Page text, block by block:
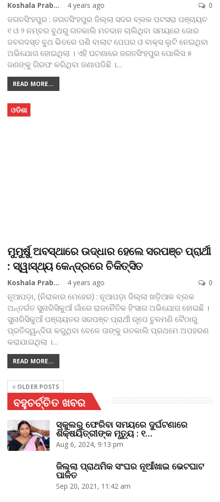
Koshala Prabaha 4 years ago 0
ଜଗତସିଂହପୁର : ଜଗତସିଂହପୁର ଜିଲ୍ଲା ସଦର ବ୍ଲକ ପଟସରା ପଞ୍ଚାୟତ
୧ ଓ ୨ ନମ୍ବର ବୁଥରୁ ଗତକାଲି ମତଦାନ ଚାଲିଥିବା ସମୟରେ ଜୋର
ଜବରଦସ୍ତ ବୁଥ ଭିତରେ ପଶି ବାଲାଟ ପେପର ଓ ବାକ୍ସ ଲୁଟି ନେଇଥିବା
ଅଭିଯୋଗ ହୋଇଥିଲା । ଏହି ଘଟଣାରେ ଜଗତସିଂହପୁର ପୋଲିସ ୫
ଜଣଙ୍କୁ ଗିରଫ କରିଥିବା ଜଣାପଡିଛି ।…
READ MORE...
ଓଡିଶା
ମୁମୁର୍ଷୁ ଅବସ୍ଥାରେ ଉଦ୍ଧାର ହେଲେ ସରପଞ୍ଚ ପ୍ରାର୍ଥୀ
: ସ୍ୱାସ୍ଥ୍ୟ କେନ୍ଦ୍ରରେ ଚିକିତ୍ସିତ
Koshala Prabaha 4 years ago 0
ନୂଆପଡ଼ା, (ନିରାକାର ମେହେର) : ନୂଆପଡ଼ା ଜିଲ୍ଲା ଖଡ଼ିଆଳ ବ୍ଲକ
ଅନ୍ତର୍ଗତ ସୁନାରିସିକୁଆଁ ଗାଁରେ ରାଜନୈତିକ ହିଂସାର ଅଭିଯୋଗ ହୋଇଛି ।
ସୁନାରିସିକୁଆଁ ପଞ୍ଚାୟତର ସରପଞ୍ଚ ପ୍ରାର୍ଥୀ ରୂପେ ଚୁଳମଣି ବୈଠାରୁ
ପ୍ରତିଦ୍ୱନ୍ଦିତା କରୁଥିବା ବେଳେ ତାଙ୍କୁ ଗତକାଲି ପ୍ରଥମେ ଅପହରଣ
କରାଯାଇଥିଲା ।…
READ MORE...
OLDER POSTS
ବହୁଚର୍ଚ୍ଚିତ ଖବର
ସ୍କୁଲରୁ ଫେରିବା ସମୟରେ ଦୁର୍ଘଟଣାରେ
ଶିକ୍ଷୟିତ୍ରୀଙ୍କ ମୃତ୍ୟୁ : ୧…
Aug 6, 2024, 9:13 pm
ଜିଲ୍ଲା ପ୍ରାଥମିକ ସଂଘର ନୂଆଁଖାଇ ଭେଟଘାଟ
ପାଳିତ
Sep 20, 2021, 11:42 am